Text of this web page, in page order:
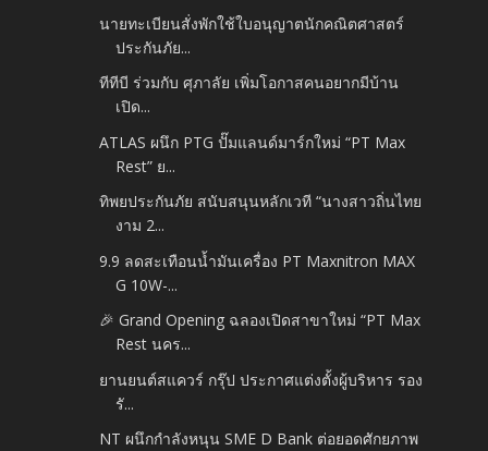
นายทะเบียนสั่งพักใช้ใบอนุญาตนักคณิตศาสตร์
ประกันภัย...
ทีทีบี ร่วมกับ ศุภาลัย เพิ่มโอกาสคนอยากมีบ้าน
เปิด...
ATLAS ผนึก PTG ปั๊มแลนด์มาร์กใหม่ “PT Max
Rest” ย...
ทิพยประกันภัย สนับสนุนหลักเวที “นางสาวถิ่นไทย
งาม 2...
9.9 ลดสะเทือนน้ำมันเครื่อง PT Maxnitron MAX
G 10W-...
🎉 Grand Opening ฉลองเปิดสาขาใหม่ “PT Max
Rest นคร...
ยานยนต์สแควร์ กรุ๊ป ประกาศแต่งตั้งผู้บริหาร รอง
รั...
NT ผนึกกำลังหนุน SME D Bank ต่อยอดศักยภาพ